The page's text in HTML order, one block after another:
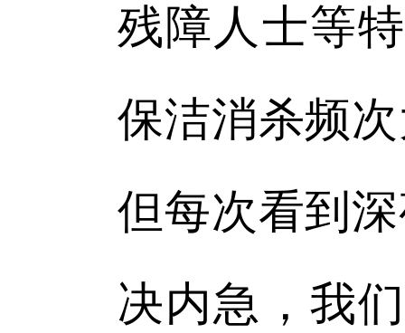
残障人士等
保洁消杀频
但每次看到
决内急，我